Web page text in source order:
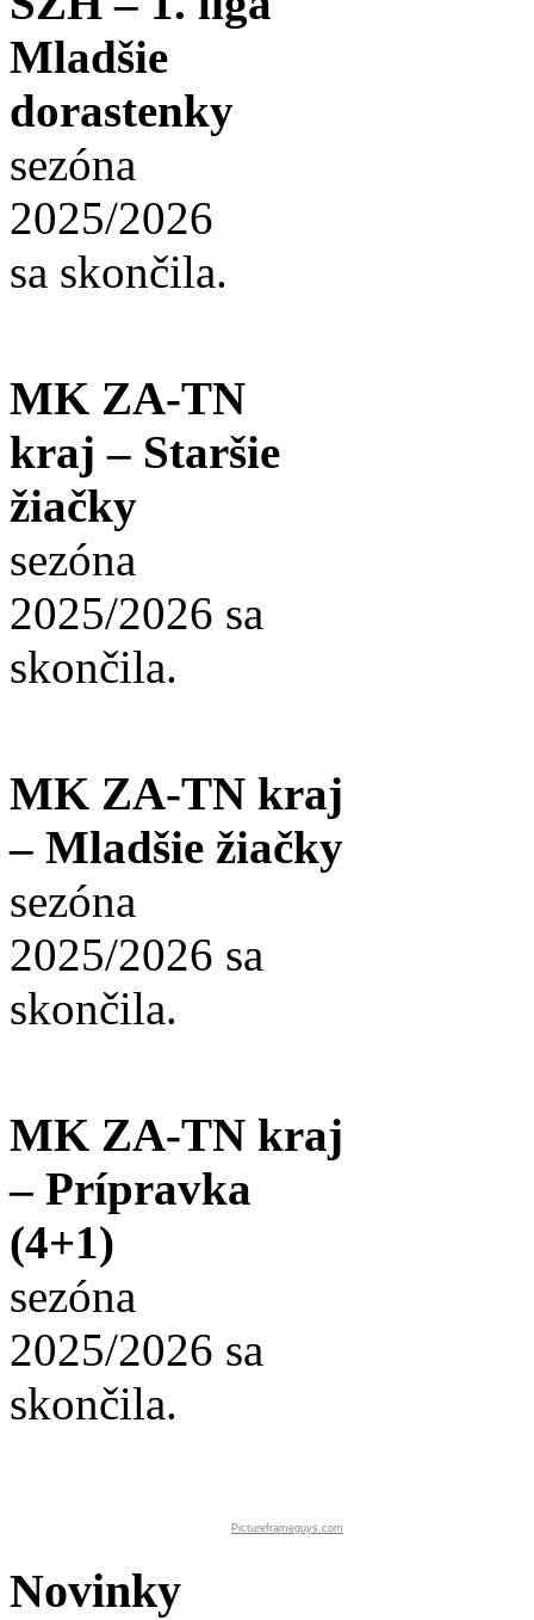
Mladšie
dorastenky
sezóna
2025/2026
sa skončila.
MK ZA-TN
kraj – Staršie
žiačky
sezóna
2025/2026 sa
skončila.
MK ZA-TN kraj
– Mladšie žiačky
sezóna
2025/2026 sa
skončila.
MK ZA-TN kraj
– Prípravka
(4+1)
sezóna
2025/2026 sa
skončila.
Pictureframeguys.com
Novinky